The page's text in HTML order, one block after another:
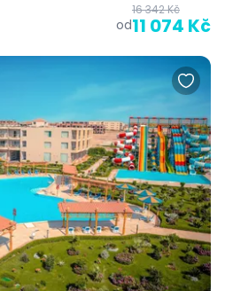
od
16 342 Kč
11 074 Kč